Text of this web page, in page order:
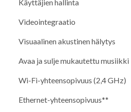
Käyttäjien hallinta
Videointegraatio
Visuaalinen akustinen hälytys
Avaa ja sulje mukautettu musiikki
Wi-Fi-yhteensopivuus (2,4 GHz)
Ethernet-yhteensopivuus**